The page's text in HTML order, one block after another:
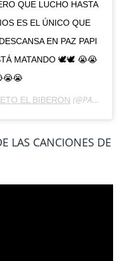
QUE LUCHO HASTA
ES EL ÚNICO QUE
EN PAZ PAPI
MATANDO 🕊🕊 😭😭
EL BIBERON (@PAPASECRETO) ON
LAS CANCIONES DE